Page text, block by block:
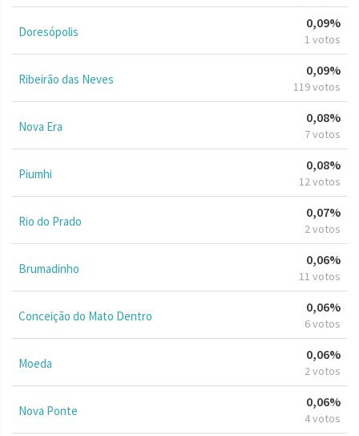
Doresópolis
0,09%
1 votos
Ribeirão das Neves
0,09%
119 votos
Nova Era
0,08%
7 votos
Piumhi
0,08%
12 votos
Rio do Prado
0,07%
2 votos
Brumadinho
0,06%
11 votos
Conceição do Mato Dentro
0,06%
6 votos
Moeda
0,06%
2 votos
Nova Ponte
0,06%
4 votos